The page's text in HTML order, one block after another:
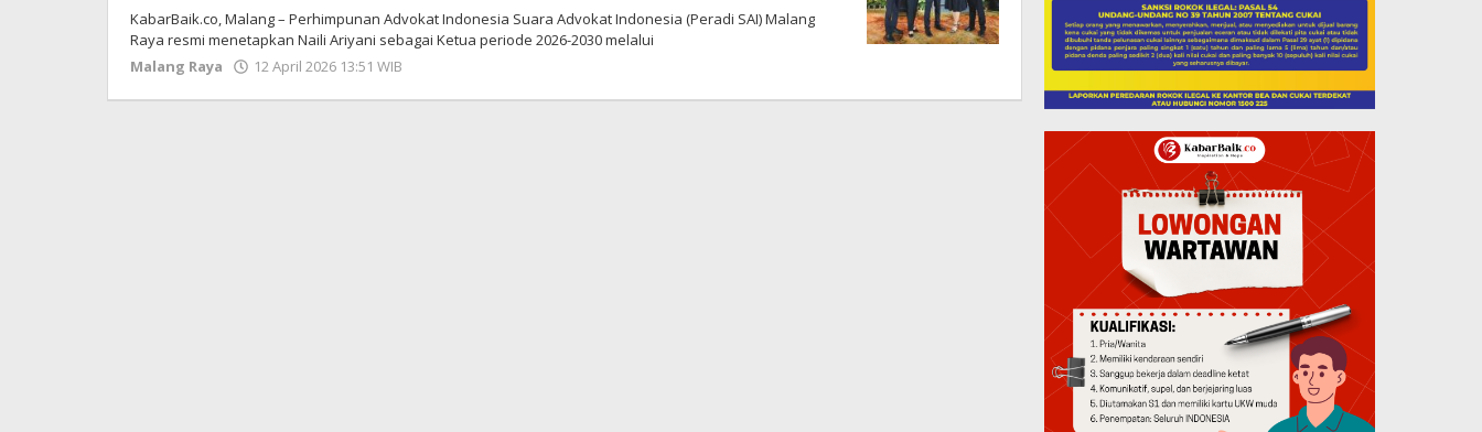
KabarBaik.co, Malang – Perhimpunan Advokat Indonesia Suara Advokat Indonesia (Peradi SAI) Malang
Raya resmi menetapkan Naili Ariyani sebagai Ketua periode 2026-2030 melalui
Malang Raya
12 April 2026 13:51 WIB